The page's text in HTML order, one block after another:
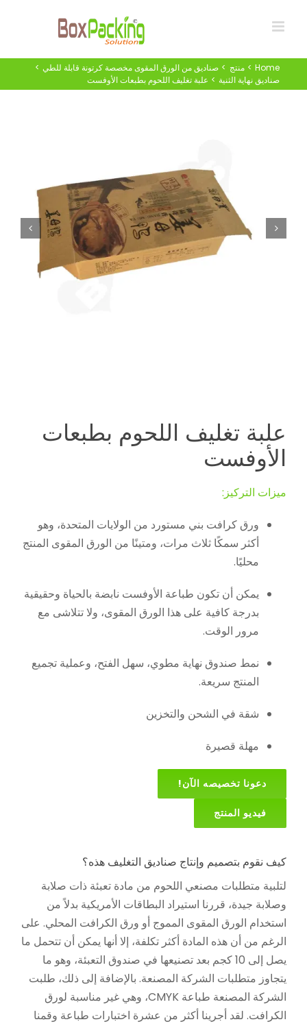
Home منتج
صناديق من الورق المقوى مخصصة كرتونة قابلة للطي
صناديق نهاية الثنية
علبة تغليف اللحوم بطبعات الأوفست
علبة تغليف اللحوم بطبعات
الأوفست
ميزات التركيز:
ورق كرافت بني مستورد من الولايات المتحدة، وهو
أكثر سمكًا ثلاث مرات، ومتينًا من الورق المقوى المنتج
محليًا.
يمكن أن تكون طباعة الأوفست نابضة بالحياة وحقيقية
بدرجة كافية على هذا الورق المقوى، ولا تتلاشى مع
مرور الوقت.
نمط صندوق نهاية مطوي، سهل الفتح، وعملية تجميع
المنتج سريعة.
شقة في الشحن والتخزين
مهلة قصيرة
دعونا تخصيصه الآن!
فيديو المنتج
كيف نقوم بتصميم وإنتاج صناديق التغليف هذه؟
لتلبية متطلبات مصنعي اللحوم من مادة تعبئة ذات صلابة
وصلابة جيدة، قررنا استيراد البطاقات الأمريكية بدلاً من
استخدام الورق المقوى المموج أو ورق الكرافت المحلي. على
الرغم من أن هذه المادة أكثر تكلفة، إلا أنها يمكن أن تتحمل ما
يصل إلى 10 كجم بعد تصنيعها في صندوق التعبئة، وهو ما
يتجاوز متطلبات الشركة المصنعة. بالإضافة إلى ذلك، طلبت
الشركة المصنعة طباعة CMYK، وهي غير مناسبة لورق
الكرافت. لقد أجرينا أكثر من عشرة اختبارات طباعة وقمنا